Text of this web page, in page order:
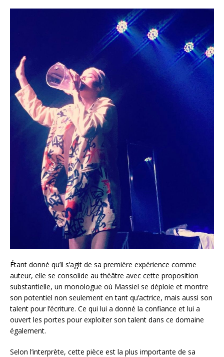
Étant donné qu’il s’agit de sa première expérience comme
auteur, elle se consolide au théâtre avec cette proposition
substantielle, un monologue où Massiel se déploie et montre
son potentiel non seulement en tant qu’actrice, mais aussi son
talent pour l’écriture. Ce qui lui a donné la confiance et lui a
ouvert les portes pour exploiter son talent dans ce domaine
également.
Selon l’interprète, cette pièce est la plus importante de sa